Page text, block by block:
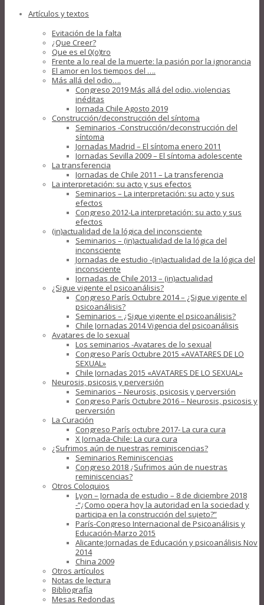
Artículos y textos
Evitación de la falta
¿Que Creer?
Que es el 0(o)tro
Frente a lo real de la muerte: la pasión por la ignorancia
El amor en los tiempos del ….
Más allá del odio….
Congreso 2019 Más allá del odio..violencias
inéditas
Jornada Chile Agosto 2019
Construcción/deconstrucción del síntoma
Seminarios -Construcción/deconstrucción del
síntoma
Jornadas Madrid – El síntoma enero 2011
Jornadas Sevilla 2009 – El síntoma adolescente
La transferencia
Jornadas de Chile 2011 – La transferencia
La interpretación: su acto y sus efectos
Seminarios – La interpretación: su acto y sus
efectos
Congreso 2012-La interpretación: su acto y sus
efectos
(in)actualidad de la lógica del inconsciente
Seminarios – (in)actualidad de la lógica del
inconsciente
Jornadas de estudio -(in)actualidad de la lógica del
inconsciente
Jornadas de Chile 2013 – (in)actualidad
¿Sigue vigente el psicoanálisis?
Congreso París Octubre 2014 – ¿Sigue vigente el
psicoanálisis?
Seminarios – ¿Sigue vigente el psicoanálisis?
Chile Jornadas 2014 Vigencia del psicoanálisis
Avatares de lo sexual
Los seminarios -Avatares de lo sexual
Congreso París Octubre 2015 «AVATARES DE LO
SEXUAL»
Chile Jornadas 2015 «AVATARES DE LO SEXUAL»
Neurosis, psicosis y perversión
Seminarios – Neurosis, psicosis y perversión
Congreso París Octubre 2016 – Neurosis, psicosis y
perversión
La Curación
Congreso París octubre 2017- La cura cura
X Jornada-Chile: La cura cura
¿Sufrimos aún de nuestras reminiscencias?
Seminarios Reminiscencias
Congreso 2018 ¿Sufrimos aún de nuestras
reminiscencias?
Otros Coloquios
Lyon – Jornada de estudio – 8 de diciembre 2018
-“¿Como opera hoy la autoridad en la sociedad y
participa en la construcción del sujeto?”
París-Congreso Internacional de Psicoanálisis y
Educación-Marzo 2015
Alicante:Jornadas de Educación y psicoanálisis Nov
2014
China 2009
Otros artículos
Notas de lectura
Bibliografía
Mesas Redondas